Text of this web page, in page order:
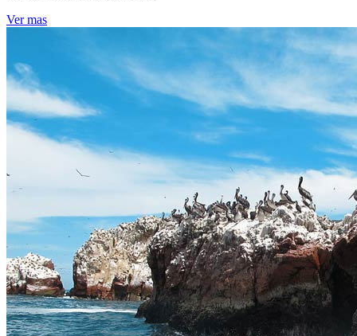
Ver mas